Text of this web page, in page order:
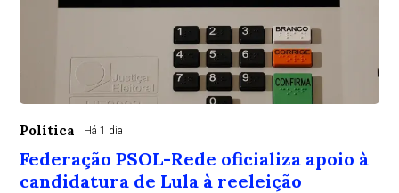
Política Há 1 dia
Federação PSOL-Rede oficializa apoio à
candidatura de Lula à reeleição